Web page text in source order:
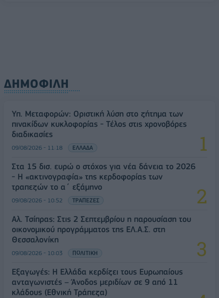
ΔΗΜΟΦΙΛΗ
Υπ. Μεταφορών: Οριστική λύση στο ζήτημα των
πινακίδων κυκλοφορίας - Τέλος στις χρονοβόρες
διαδικασίες
09/08/2026 - 11:18 ΕΛΛΑΔΑ
Στα 15 δισ. ευρώ ο στόχος για νέα δάνεια το 2026
- Η «ακτινογραφία» της κερδοφορίας των
τραπεζών το α΄ εξάμηνο
09/08/2026 - 10:52 ΤΡΑΠΕΖΕΣ
Αλ. Τσίπρας: Στις 2 Σεπτεμβρίου η παρουσίαση του
οικονομικού προγράμματος της ΕΛ.Α.Σ. στη
Θεσσαλονίκη
09/08/2026 - 10:03 ΠΟΛΙΤΙΚΗ
Εξαγωγές: Η Ελλάδα κερδίζει τους Ευρωπαίους
ανταγωνιστές – Άνοδος μεριδίων σε 9 από 11
κλάδους (Εθνική Τράπεζα)